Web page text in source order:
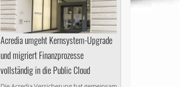
Acredia umgeht Kernsystem-Upgrade
und migriert Finanzprozesse
vollständig in die Public Cloud